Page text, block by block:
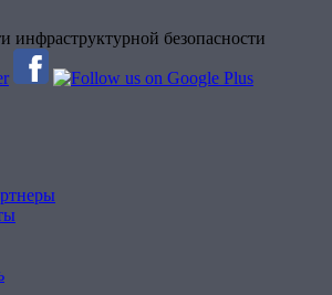
инфраструктурной безопасности